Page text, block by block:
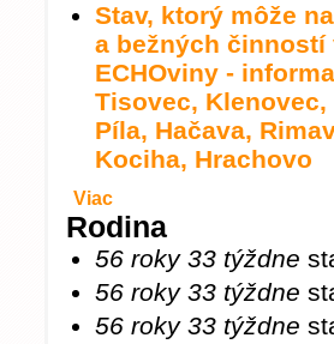
Stav, ktorý môže
a bežných činností
ECHOviny -
Tisovec,
Píla, Hačava,
Kociha, Hrachovo
Viac
Rodina
56 roky 33 týždne
56 roky 33 týždne
56 roky 33 týždne